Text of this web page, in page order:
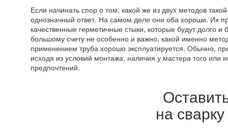
Если начинать спор о том, какой же из двух методов
однозначный ответ. На самом деле они оба хороши. Их
качественные герметичные стыки, которые будут долго и
большому счету не особенно и важно, какой именно
применением труба хорошо эксплуатируется. Обычно,
исходя из условий монтажа, наличия у мастера того или
предпочтений.
на